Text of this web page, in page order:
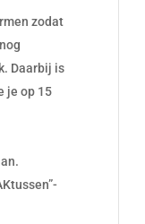
zodat
Daarbij is
je op 15